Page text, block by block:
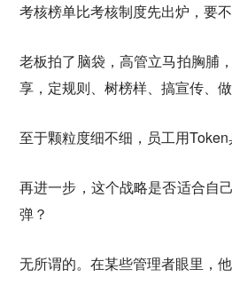
考核榜单比考核制度先出炉，要
老板拍了脑袋，高管立马拍胸脯
享，定规则、树榜样、搞宣传、
至于颗粒度细不细，员工用
再进一步，这个战略是否适合自
弹？
无所谓的。在某些管理者眼里，